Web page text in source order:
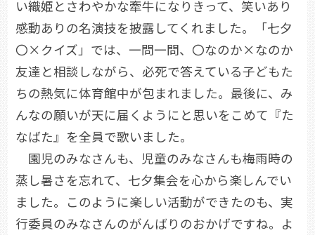
い織姫とさわやかな牽牛になりきって、笑いあり
感動ありの名演技を披露してくれました。「七夕
〇×クイズ」では、一問一問、〇なのか×なのか
友達と相談しながら、必死で答えている子どもた
ちの熱気に体育館中が包まれました。最後に、み
んなの願いが天に届くようにと思いをこめて『た
なばた』を全員で歌いました。
園児のみなさんも、児童のみなさんも梅雨時の
蒸し暑さを忘れて、七夕集会を心から楽しんでい
ました。このように楽しい活動ができたのも、実
行委員のみなさんのがんばりのおかげですね。よ